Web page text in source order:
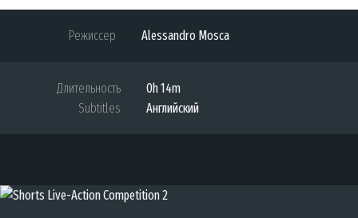
Режиссер Alessandro Mosca
Длительность
0h 14m
Subtitles
Английский